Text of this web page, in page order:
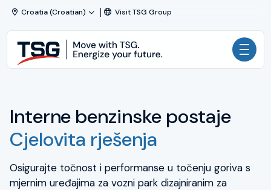
Skip to content
Rješenja
Usluge
TSG Croatia
Croatia (Croatian) Visit TSG Group
TSG
Solutions
Interne benzinske postaje
Cjelovita rješenja
Osigurajte točnost i performanse u točenju goriva s
mjernim uređajima za vozni park dizajniranim za